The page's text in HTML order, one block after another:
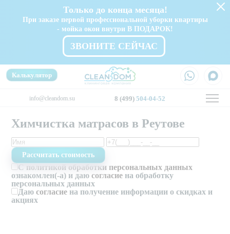
Только до конца месяца!
При заказе первой профессиональной уборки квартиры
- мойка окон внутри В ПОДАРОК!
ЗВОНИТЕ СЕЙЧАС
info@cleandom.su 8 (499) 504-04-52
Калькулятор
Химчистка матрасов в Реутове
С политикой обработки персональных данных
ознакомлен(-а) и даюсогласие на обработку
персональных данных
Даюсогласие на получение информации о скидках и
акциях